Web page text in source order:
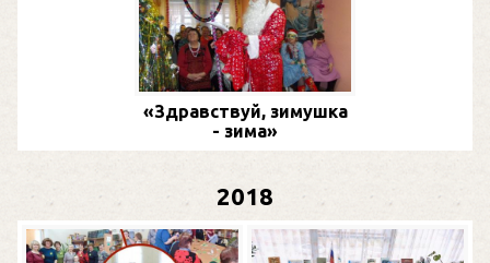
«Здравствуй, зимушка
- зима»
2018